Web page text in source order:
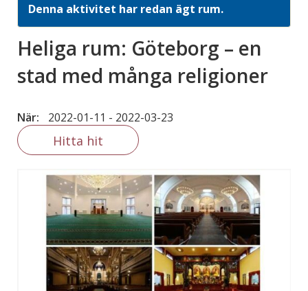
Denna aktivitet har redan ägt rum.
Heliga rum: Göteborg – en
stad med många religioner
När: 2022-01-11 - 2022-03-23
Hitta hit